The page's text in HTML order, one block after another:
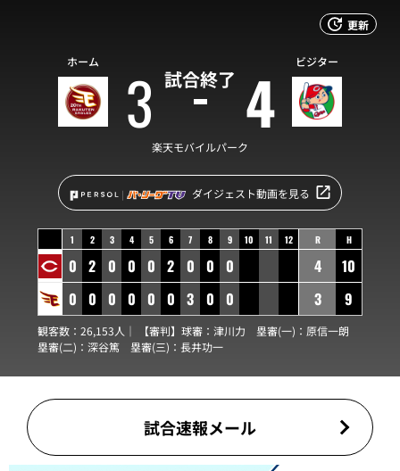
更新
試合終了
ホーム 3 4 ビジター
楽天モバイルパーク
ダイジェスト動画を見る
1 2 3 4 5 6 7 8 9 10 11 12
0 2 0 0 0 2 0 0 0
0 0 0 0 0 0 3 0 0
R H
4
10
3
9
観客数：26,153人｜ 【審判】球審： 津川力 塁審(一)： 原信一朗
塁審(二)： 深谷篤 塁審(三)： 長井功一
試合速報メール